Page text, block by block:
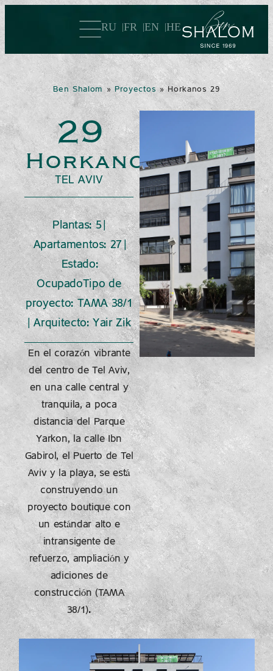
RU FR EN HE
Ben Shalom»Proyectos»Horkanos 29
29
Horkanos
TEL AVIV
Plantas: 5 |
Apartamentos: 27 |
Estado:
OcupadoTipo de
proyecto: TAMA 38/1
| Arquitecto: Yair Zik
En el corazón vibrante
del centro de Tel Aviv,
en una calle central y
tranquila, a poca
distancia del Parque
Yarkon, la calle Ibn
Gabirol, el Puerto de Tel
Aviv y la playa, se está
construyendo un
proyecto boutique con
un estándar alto e
intransigente de
refuerzo, ampliación y
adiciones de
construcción (TAMA
38/1).